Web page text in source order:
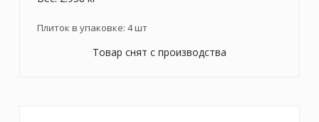
Плиток в упаковке: 4шт
Товар снят с производства